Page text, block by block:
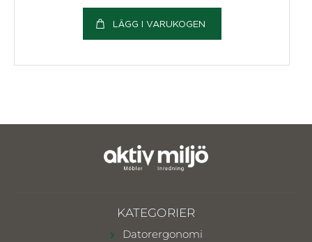
LÄGG I VARUKOGEN
KATEGORIER
Datorergonomi